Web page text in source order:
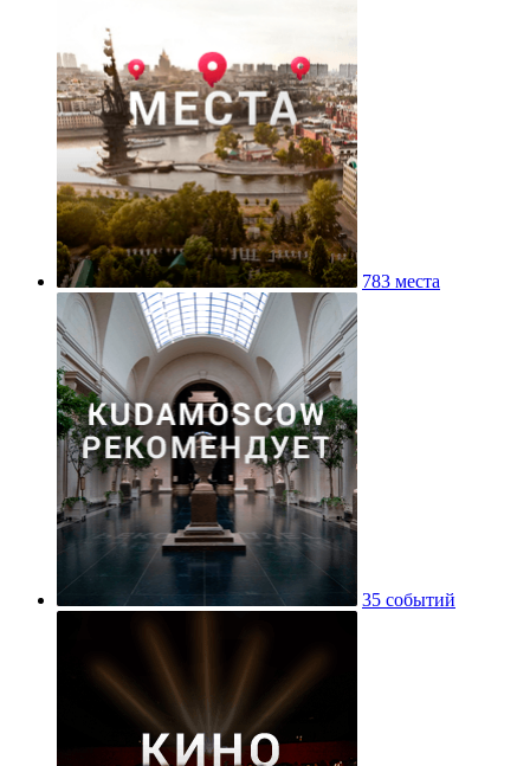
783 места
35 событий